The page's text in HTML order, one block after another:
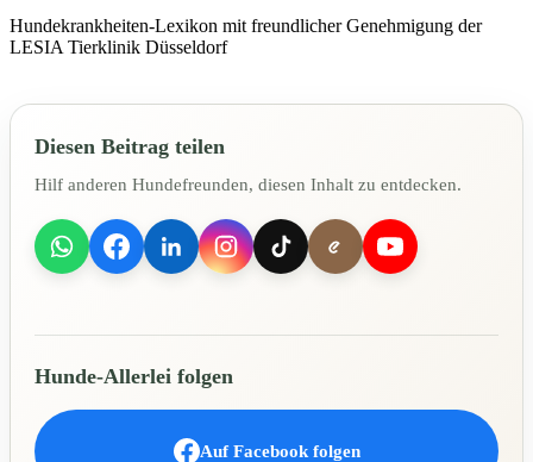
Hundekrankheiten-Lexikon mit freundlicher Genehmigung der
LESIA Tierklinik Düsseldorf
Diesen Beitrag teilen
Hilf anderen Hundefreunden, diesen Inhalt zu entdecken.
Hunde-Allerlei folgen
Auf Facebook folgen